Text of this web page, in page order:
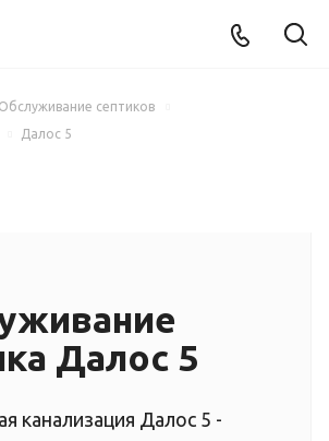
Обслуживание септиков
Далос 5
Далос 5
канализация Далос 5 -